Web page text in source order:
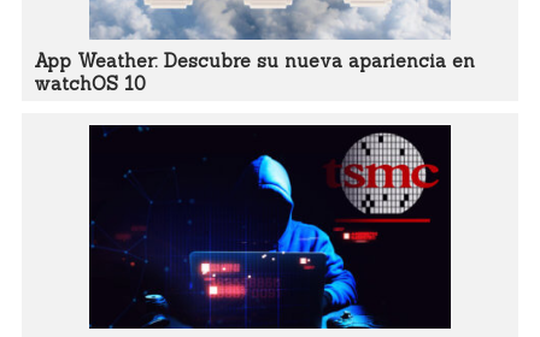
App Weather: Descubre su nueva apariencia en
watchOS 10